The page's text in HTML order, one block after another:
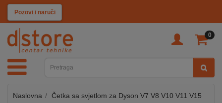
Pozovi i naruči
0
KATEGORIJE
TV
SAT
MOBILNI
Naslovna Četka sa svjetlom za Dyson V7 V8 V10 V11 V15